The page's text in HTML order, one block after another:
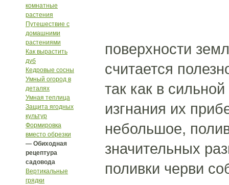
комнатные
растения
Путешествие с
домашними
растениями
Как вырастить
дуб
Кедровые сосны
Умный огород в
деталях
Умная теплица
Защита ягодных
культур
Формировка
вместо обрезки
— Обиходная
рецептура
садовода
Вертикальные
грядки
поверхности
считается
так как в
изгнания их
небольшое,
значительных
поливки черви